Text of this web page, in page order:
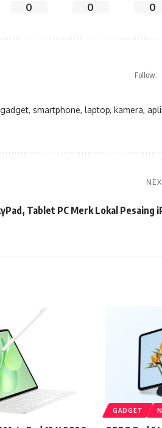
0 0 0
Follow:
smartphone, laptop, kamera,
Tablet PC Merk Lokal Pesaing
GADGET